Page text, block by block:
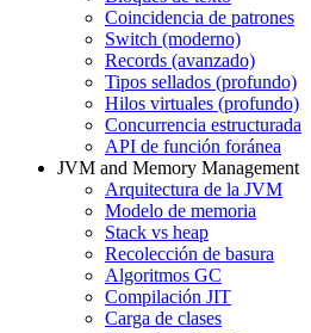
Coincidencia de patrones
Switch (moderno)
Records (avanzado)
Tipos sellados (profundo)
Hilos virtuales (profundo)
Concurrencia estructurada
API de función foránea
JVM and Memory Management
Arquitectura de la JVM
Modelo de memoria
Stack vs heap
Recolección de basura
Algoritmos GC
Compilación JIT
Carga de clases